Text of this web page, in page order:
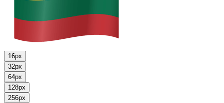
16px
32px
64px
128px
256px